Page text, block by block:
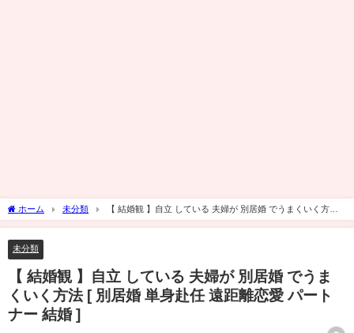
ホーム 未分類
【 結婚観 】自立 している 夫婦が 別居婚 でうまくいく方法 [
別居婚 単身赴任 遠距離恋愛 パートナー 結婚 ]
未分類
【 結婚観 】自立 している 夫婦が 別居婚 でうま
くいく方法 [ 別居婚 単身赴任 遠距離恋愛 パート
ナー 結婚 ]